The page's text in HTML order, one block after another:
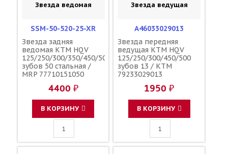
Звезда ведомая
SSM-50-520-25-XR
Звезда задняя
ведомая KTM HQV
125/250/300/350/450/500
зубов 50 стальная /
MRP 77710151050
4400 ₽
В КОРЗИНУ
Звезда ведущая
A46033029013
Звезда передняя
ведущая KTM HQV
125/250/300/450/500
зубов 13 / KTM
79233029013
1950 ₽
В КОРЗИНУ